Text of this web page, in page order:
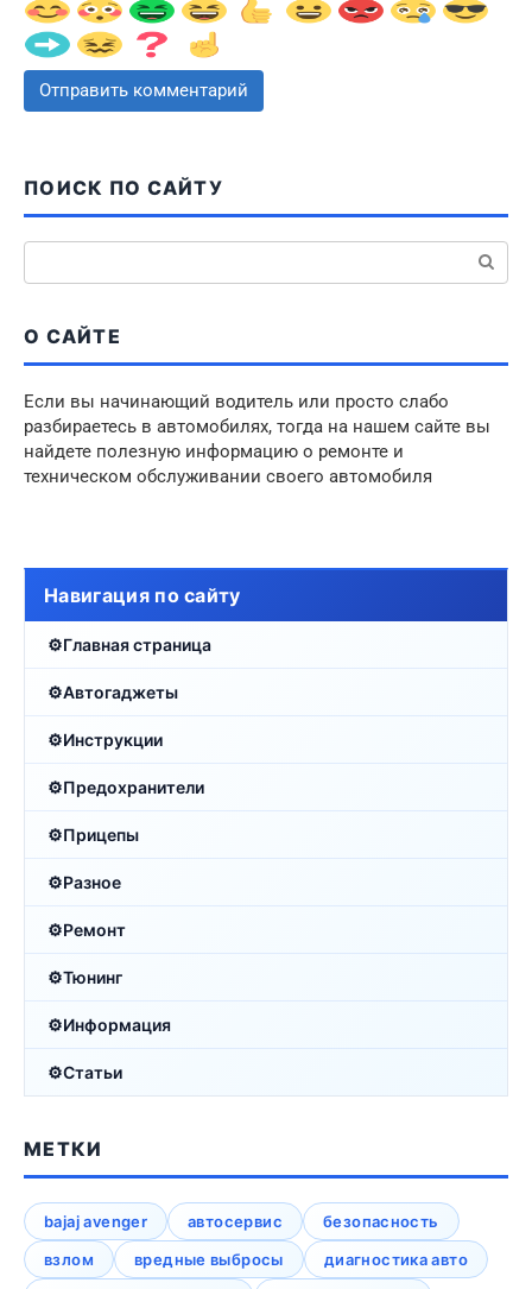
ПОИСК ПО САЙТУ
Поиск:
О САЙТЕ
Если вы начинающий водитель или просто слабо
разбираетесь в автомобилях, тогда на нашем сайте вы
найдете полезную информацию о ремонте и
техническом обслуживании своего автомобиля
Навигация по сайту
Главная страница
Автогаджеты
Инструкции
Предохранители
Прицепы
Разное
Ремонт
Тюнинг
Информация
Статьи
МЕТКИ
bajaj avenger автосервис
безопасность
взлом
вредные выбросы
диагностика авто